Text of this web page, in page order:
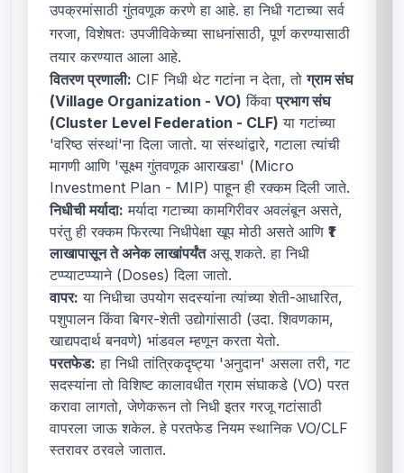
उपक्रमांसाठी गुंतवणूक करणे हा आहे. हा निधी गटाच्या सर्व
गरजा, विशेषतः उपजीविकेच्या साधनांसाठी, पूर्ण करण्यासाठी
तयार करण्यात आला आहे.
वितरण प्रणाली: CIF निधी थेट गटांना न देता, तोग्राम संघ
(Village Organization - VO) किंवाप्रभाग संघ
(Cluster Level Federation - CLF) या गटांच्या
'वरिष्ठ संस्थां'ना दिला जातो. या संस्थांद्वारे, गटाला त्यांची
मागणी आणि 'सूक्ष्म गुंतवणूक आराखडा' (Micro
Investment Plan - MIP) पाहून ही रक्कम दिली जाते.
निधीची मर्यादा: मर्यादा गटाच्या कामगिरीवर अवलंबून असते,
परंतु ही रक्कम फिरत्या निधीपेक्षा खूप मोठी असते आणि ₹1
लाखापासून ते अनेक लाखांपर्यंतअसू शकते. हा निधी
टप्प्याटप्प्याने (Doses) दिला जातो.
वापर: या निधीचा उपयोग सदस्यांना त्यांच्या शेती-आधारित,
पशुपालन किंवा बिगर-शेती उद्योगांसाठी (उदा. शिवणकाम,
खाद्यपदार्थ बनवणे) भांडवल म्हणून करता येतो.
परतफेड: हा निधी तांत्रिकदृष्ट्या 'अनुदान' असला तरी, गट
सदस्यांना तो विशिष्ट कालावधीत ग्राम संघाकडे (VO) परत
करावा लागतो, जेणेकरून तो निधी इतर गरजू गटांसाठी
वापरला जाऊ शकेल. हे परतफेड नियम स्थानिक VO/CLF
स्तरावर ठरवले जातात.